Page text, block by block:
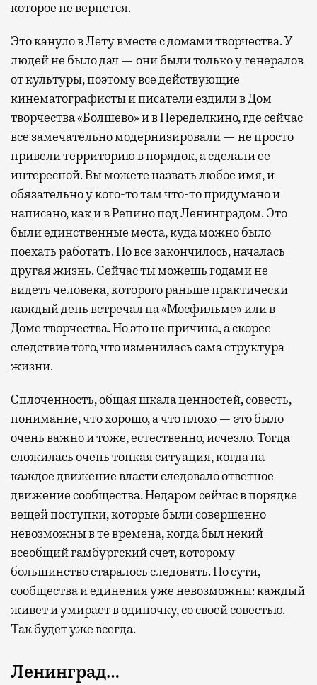
которое не вернется.
Это кануло в Лету вместе с домами творчества. У
людей не было дач — они были только у генералов
от культуры, поэтому все действующие
кинематографисты и писатели ездили в Дом
творчества «Болшево» и в Переделкино, где сейчас
все замечательно модернизировали — не просто
привели территорию в порядок, а сделали ее
интересной. Вы можете назвать любое имя, и
обязательно у кого-то там что-то придумано и
написано, как и в Репино под Ленинградом. Это
были единственные места, куда можно было
поехать работать. Но все закончилось, началась
другая жизнь. Сейчас ты можешь годами не
видеть человека, которого раньше практически
каждый день встречал на «Мосфильме» или в
Доме творчества. Но это не причина, а скорее
следствие того, что изменилась сама структура
жизни.
Сплоченность, общая шкала ценностей, совесть,
понимание, что хорошо, а что плохо — это было
очень важно и тоже, естественно, исчезло. Тогда
сложилась очень тонкая ситуация, когда на
каждое движение власти следовало ответное
движение сообщества. Недаром сейчас в порядке
вещей поступки, которые были совершенно
невозможны в те времена, когда был некий
всеобщий гамбургский счет, которому
большинство старалось следовать. По сути,
сообщества и единения уже невозможны: каждый
живет и умирает в одиночку, со своей совестью.
Так будет уже всегда.
Ленинград…